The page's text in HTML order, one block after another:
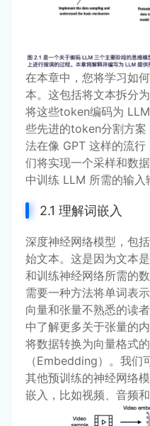
在本章中，您将学习如
本。这包括将文本拆分
将这些token编码为
些先进的token分割方
法在像 GPT 这样的流
们将实现一个采样和数
中训练 LLM 所需的输入
2.1 理解词嵌入
深度神经网络模型，包
始文本。这是因为文本
和训练神经网络所需的
需要一种方法将单词表
向量和张量不熟悉的读
中了解更多关于张量的内
将数据转换为向量格式
（Embedding）。我们
其他预训练的神经网络
嵌入，比如视频、音频